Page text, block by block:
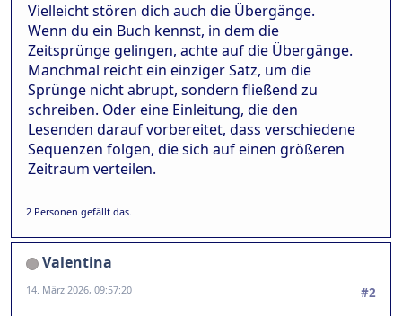
Vielleicht stören dich auch die Übergänge.
Wenn du ein Buch kennst, in dem die
Zeitsprünge gelingen, achte auf die Übergänge.
Manchmal reicht ein einziger Satz, um die
Sprünge nicht abrupt, sondern fließend zu
schreiben. Oder eine Einleitung, die den
Lesenden darauf vorbereitet, dass verschiedene
Sequenzen folgen, die sich auf einen größeren
Zeitraum verteilen.
2 Personen gefällt das.
Valentina
#2
14. März 2026, 09:57:20